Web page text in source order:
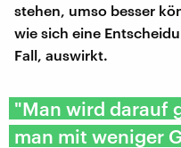
stehen, umso besser
wie sich eine
Fall, auswirkt.
"Man wird darauf
man mit weniger